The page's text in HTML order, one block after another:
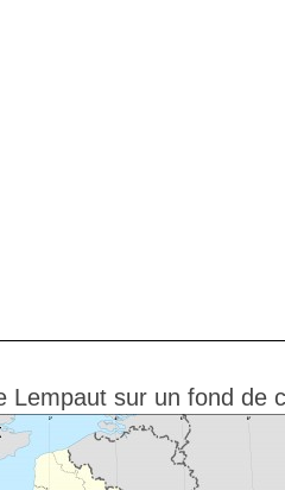
Lempaut sur un fond de